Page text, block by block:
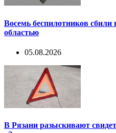
Восемь беспилотников сбили
областью
05.08.2026
В Рязани разыскивают